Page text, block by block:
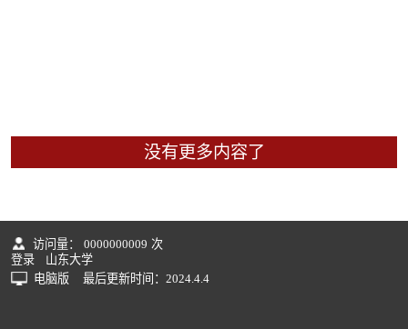
没有更多内容了
访问量： 0000000009 次
登录
山东大学
电脑版
最后更新时间： 2024. 4. 4